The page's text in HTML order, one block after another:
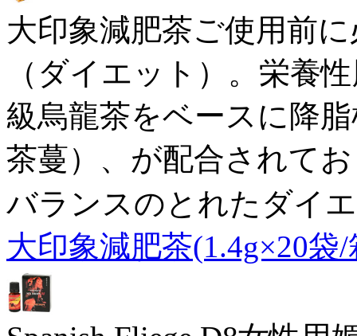
大印象減肥茶ご使用前
（ダイエット）。栄養
級烏龍茶をベースに降
茶蔓）、が配合されて
バランスのとれたダイ
大印象減肥茶(1.4g×20袋/